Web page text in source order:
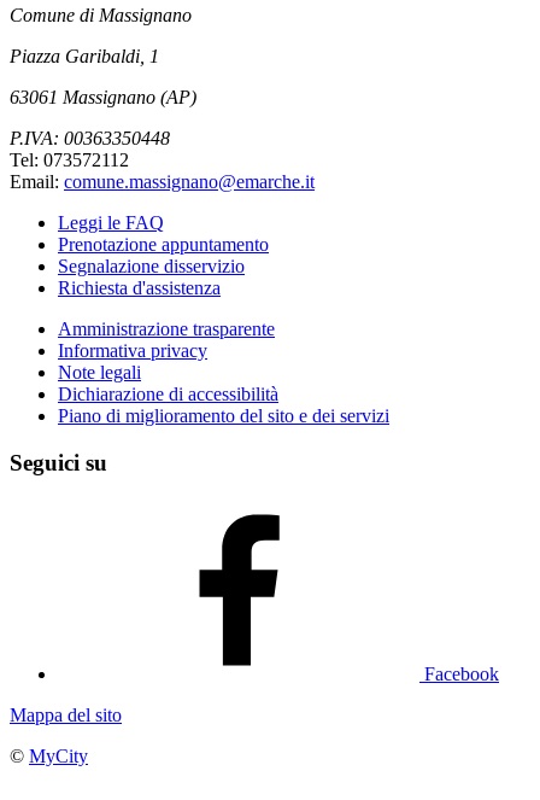
Comune di Massignano
Piazza Garibaldi, 1
63061 Massignano (AP)
P.IVA: 00363350448
Tel: 073572112
Email: comune.massignano@emarche.it
Leggi le FAQ
Prenotazione appuntamento
Segnalazione disservizio
Richiesta d'assistenza
Amministrazione trasparente
Informativa privacy
Note legali
Dichiarazione di accessibilità
Piano di miglioramento del sito e dei servizi
Seguici su
Facebook
Mappa del sito
© MyCity